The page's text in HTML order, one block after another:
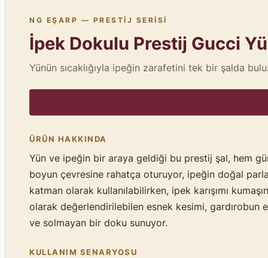
NG EŞARP — PRESTIJ SERISI
İpek Dokulu Prestij Gucci
Yünün sıcaklığıyla ipeğin zarafetini tek bir şalda
ÜRÜN HAKKINDA
Yün ve ipeğin bir araya geldiği bu prestij şal, hem
boyun çevresine rahatça oturuyor, ipeğin doğal
katman olarak kullanılabilirken, ipek karışımı
olarak değerlendirilebilen esnek kesimi, gardırobun
ve solmayan bir doku sunuyor.
KULLANIM SENARYOSU